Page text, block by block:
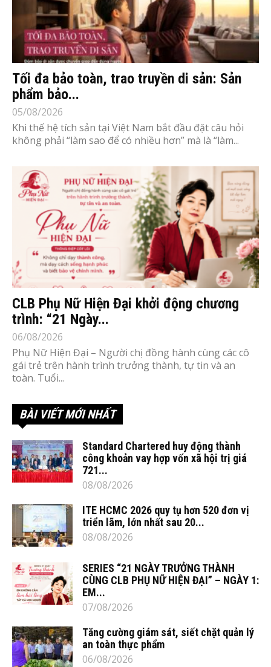
Tối đa bảo toàn, trao truyền di sản: Sản
phẩm bảo...
05/08/2026
Khi thế hệ tích sản tại Việt Nam bắt đầu đặt câu hỏi
không phải “làm sao để có nhiều hơn” mà là “làm...
CLB Phụ Nữ Hiện Đại khởi động chương
trình: “21 Ngày...
06/08/2026
Phụ Nữ Hiện Đại – Người chị đồng hành cùng các cô
gái trẻ trên hành trình trưởng thành, tự tin và an
toàn. Tuổi...
BÀI VIẾT MỚI NHẤT
Standard Chartered huy động thành
công khoản vay hợp vốn xã hội trị giá
721...
08/08/2026
ITE HCMC 2026 quy tụ hơn 520 đơn vị
triển lãm, lớn nhất sau 20...
08/08/2026
SERIES “21 NGÀY TRƯỞNG THÀNH
CÙNG CLB PHỤ NỮ HIỆN ĐẠI” – NGÀY 1:
EM...
07/08/2026
Tăng cường giám sát, siết chặt quản lý
an toàn thực phẩm
06/08/2026